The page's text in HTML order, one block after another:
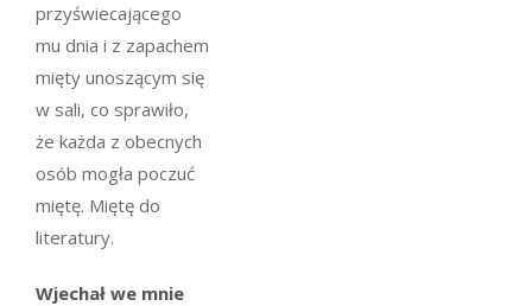
przyświecającego
mu dnia i z zapachem
mięty unoszącym się
w sali, co sprawiło,
że każda z obecnych
osób mogła poczuć
miętę. Miętę do
literatury.
Wjechał we mnie